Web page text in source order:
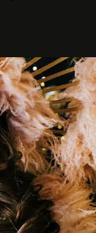
and new